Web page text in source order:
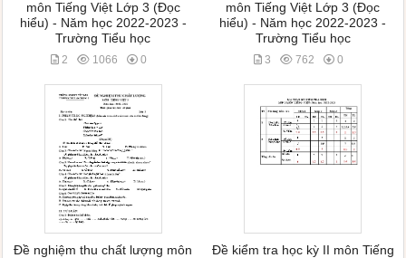
môn Tiếng Việt Lớp 3 (Đọc
hiểu) - Năm học 2022-2023 -
Trường Tiểu học
2 1066 0
môn Tiếng Việt Lớp 3 (Đọc
hiểu) - Năm học 2022-2023 -
Trường Tiểu học
3 762 0
Đề nghiệm thu chất lượng môn
Đề kiểm tra học kỳ II môn Tiếng